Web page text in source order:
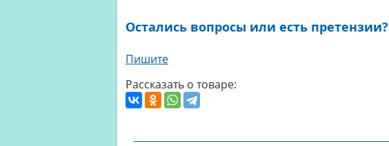
Остались вопросы или есть претензии?
Пишите
Рассказать о товаре: